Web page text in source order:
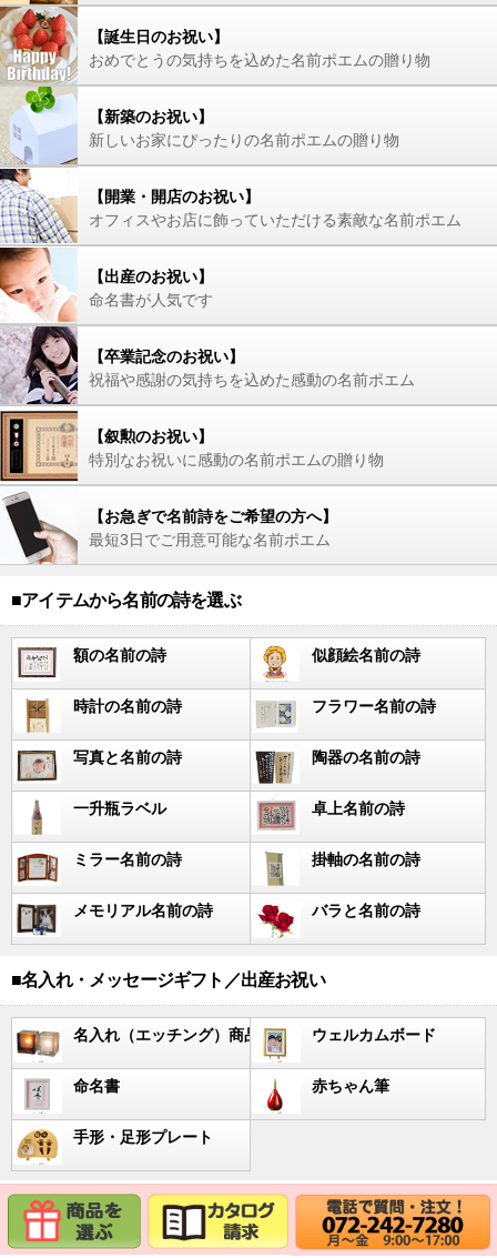
【誕生日のお祝い】
おめでとうの気持ちを込めた名前ポエムの贈り物
【新築のお祝い】
新しいお家にぴったりの名前ポエムの贈り物
【開業・開店のお祝い】
オフィスやお店に飾っていただける素敵な名前ポエム
【出産のお祝い】
命名書が人気です
【卒業記念のお祝い】
祝福や感謝の気持ちを込めた感動の名前ポエム
【叙勲のお祝い】
特別なお祝いに感動の名前ポエムの贈り物
【お急ぎで名前詩をご希望の方へ】
最短3日でご用意可能な名前ポエム
■アイテムから名前の詩を選ぶ
額の名前の詩 似顔絵名前の詩
時計の名前の詩 フラワー名前の詩
写真と名前の詩 陶器の名前の詩
一升瓶ラベル 卓上名前の詩
ミラー名前の詩 掛軸の名前の詩
メモリアル名前の詩 バラと名前の詩
■名入れ・メッセージギフト／出産お祝い
名入れ（エッチング）商品 ウェルカムボード
命名書 赤ちゃん筆
手形・足形プレート
■その他／言葉の贈り物